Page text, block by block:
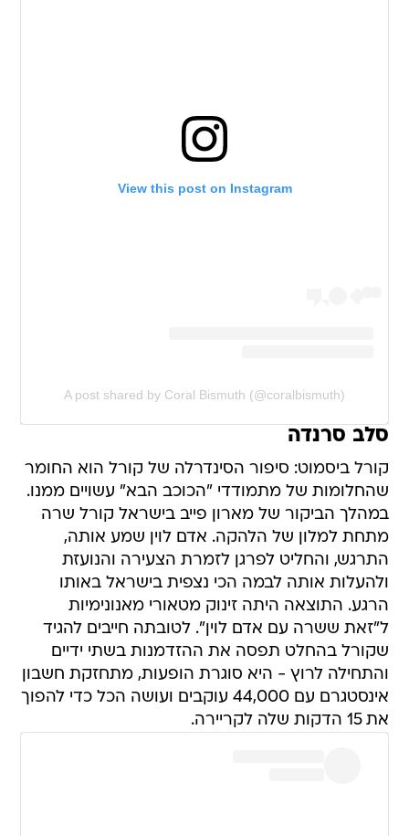
View this post on Instagram
A post shared by Coral Bismuth (@coralbismuth)
סלב סרנדה
קורל ביסמוט: סיפור הסינדרלה של קורל הוא החומר
שהחלומות של מתמודדי "הכוכב הבא" עשויים ממנו.
במהלך הביקור של מארון פייב בישראל קורל שרה
מתחת למלון של הלהקה. אדם לוין שמע אותה,
התרגש, והחליט לפרגן לזמרת הצעירה והנועזת
ולהעלות אותה לבמה הכי נצפית בישראל באותו
הרגע. התוצאה היתה זינוק מטאורי מאנונימיות
ל"זאת ששרה עם אדם לוין". לטובתה חייבים להגיד
שקורל בהחלט תפסה את ההזדמנות בשתי ידיים
והתחילה לרוץ - היא סוגרת הופעות, מתחזקת חשבון
אינסטגרם עם 44,000 עוקבים ועושה הכל כדי להפוך
את 15 הדקות שלה לקריירה.